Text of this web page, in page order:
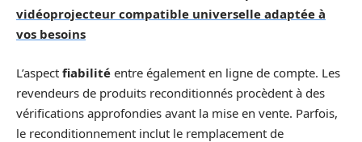
vidéoprojecteur compatible universelle adaptée à
vos besoins
L’aspect fiabilité entre également en ligne de compte. Les
revendeurs de produits reconditionnés procèdent à des
vérifications approfondies avant la mise en vente. Parfois,
le reconditionnement inclut le remplacement de